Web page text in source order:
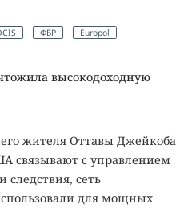
ФБР
Europol
высокодоходную
жителя Оттавы Джейкоба
связывают с управлением
следствия, сеть
для мощных